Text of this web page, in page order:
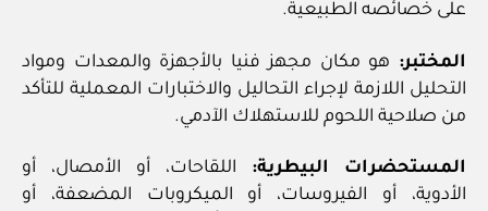
على خصائصه الطبيعية.
المختبر: هو مكان مجهز فنيا بالأجهزة والمعدات ومواد
التحليل اللازمة لإجراء التحاليل والاختبارات المعملية للتأكد
من صلاحية اللحوم للاستهلاك الآدمي.
المستحضرات البيطرية: اللقاحات، أو الأمصال، أو
الأدوية، أو الفيروسات، أو الميكروبات المضعفة، أو